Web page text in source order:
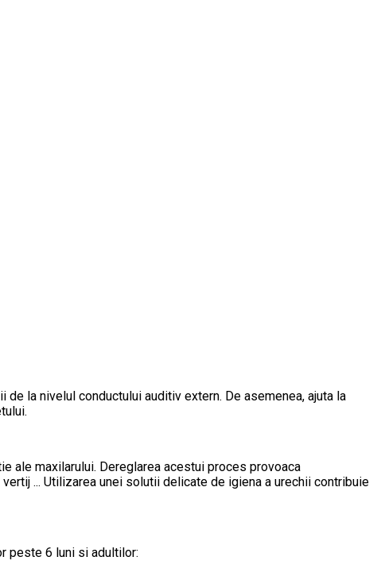
la nivelul conductului auditiv extern. De asemenea, ajuta la
ale maxilarului. Dereglarea acestui proces provoaca
... Utilizarea unei solutii delicate de igiena a urechii contribuie
peste 6 luni si adultilor: